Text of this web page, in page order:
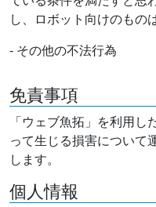
し、ロボット向けのもの
- その他の不法行為
免責事項
「ウェブ魚拓」を利用し
って生じる損害について
します。
個人情報